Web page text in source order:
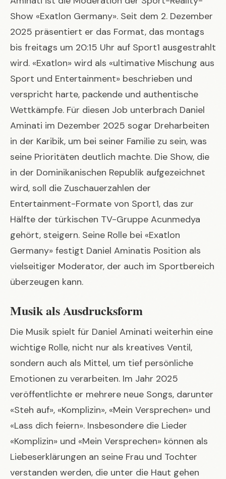
Show «Exatlon Germany». Seit dem 2. Dezember
2025 präsentiert er das Format, das montags
bis freitags um 20:15 Uhr auf Sport1 ausgestrahlt
wird. «Exatlon» wird als «ultimative Mischung aus
Sport und Entertainment» beschrieben und
verspricht harte, packende und authentische
Wettkämpfe. Für diesen Job unterbrach Daniel
Aminati im Dezember 2025 sogar Dreharbeiten
in der Karibik, um bei seiner Familie zu sein, was
seine Prioritäten deutlich machte. Die Show, die
in der Dominikanischen Republik aufgezeichnet
wird, soll die Zuschauerzahlen der
Entertainment-Formate von Sport1, das zur
Hälfte der türkischen TV-Gruppe Acunmedya
gehört, steigern. Seine Rolle bei «Exatlon
Germany» festigt Daniel Aminatis Position als
vielseitiger Moderator, der auch im Sportbereich
überzeugen kann.
Musik als Ausdrucksform
Die Musik spielt für Daniel Aminati weiterhin eine
wichtige Rolle, nicht nur als kreatives Ventil,
sondern auch als Mittel, um tief persönliche
Emotionen zu verarbeiten. Im Jahr 2025
veröffentlichte er mehrere neue Songs, darunter
«Steh auf», «Komplizin», «Mein Versprechen» und
«Lass dich feiern». Insbesondere die Lieder
«Komplizin» und «Mein Versprechen» können als
Liebeserklärungen an seine Frau und Tochter
verstanden werden, die unter die Haut gehen